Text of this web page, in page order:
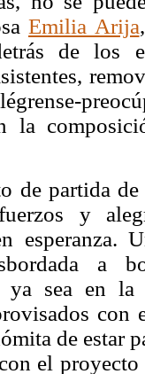
Emilia Arija
de los
la
de partida
y
a
ya sea en
de estar
el proyecto